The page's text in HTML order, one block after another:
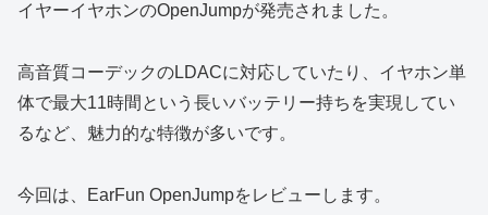
イヤーイヤホンのOpenJumpが発売されました。
高音質コーデックのLDACに対応していたり、イヤホン単
体で最大11時間という長いバッテリー持ちを実現してい
るなど、魅力的な特徴が多いです。
今回は、EarFun OpenJumpをレビューします。